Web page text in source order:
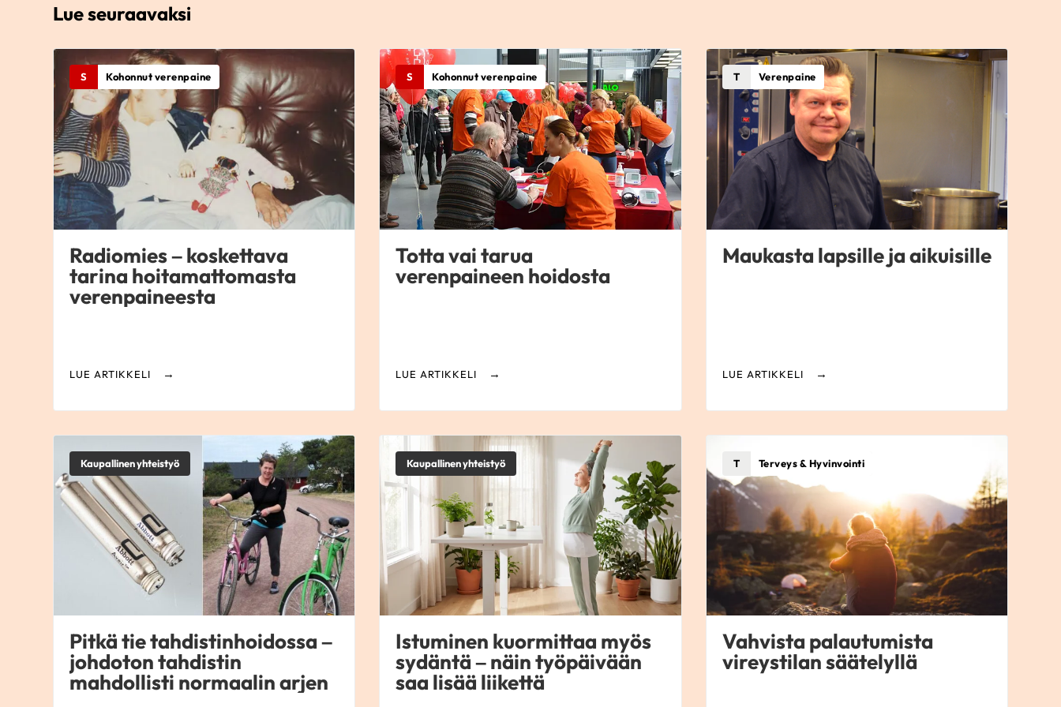
Lue seuraavaksi
S Kohonnut verenpaine
Radiomies – koskettava
tarina hoitamattomasta
verenpaineesta
LUE ARTIKKELI
S Kohonnut verenpaine
Totta vai tarua
verenpaineen hoidosta
LUE ARTIKKELI
T Verenpaine
Maukasta lapsille ja aikuisille
LUE ARTIKKELI
Kaupallinen yhteistyö
Pitkä tie tahdistinhoidossa –
johdoton tahdistin
mahdollisti normaalin arjen
Kaupallinen yhteistyö
Istuminen kuormittaa myös
sydäntä – näin työpäivään
saa lisää liikettä
T Terveys & Hyvinvointi
Vahvista palautumista
vireystilan säätelyllä